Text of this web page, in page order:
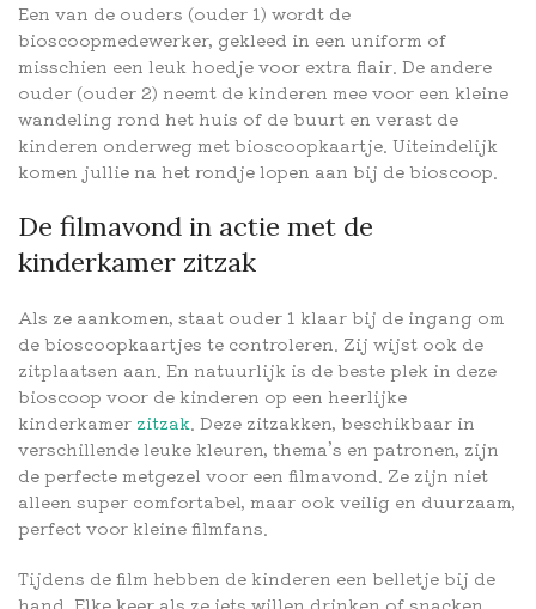
Een van de ouders (ouder 1) wordt de
bioscoopmedewerker, gekleed in een uniform of
misschien een leuk hoedje voor extra flair. De andere
ouder (ouder 2) neemt de kinderen mee voor een kleine
wandeling rond het huis of de buurt en verast de
kinderen onderweg met bioscoopkaartje. Uiteindelijk
komen jullie na het rondje lopen aan bij de bioscoop.
De filmavond in actie met de
kinderkamer zitzak
Als ze aankomen, staat ouder 1 klaar bij de ingang om
de bioscoopkaartjes te controleren. Zij wijst ook de
zitplaatsen aan. En natuurlijk is de beste plek in deze
bioscoop voor de kinderen op een heerlijke
kinderkamer zitzak. Deze zitzakken, beschikbaar in
verschillende leuke kleuren, thema’s en patronen, zijn
de perfecte metgezel voor een filmavond. Ze zijn niet
alleen super comfortabel, maar ook veilig en duurzaam,
perfect voor kleine filmfans.
Tijdens de film hebben de kinderen een belletje bij de